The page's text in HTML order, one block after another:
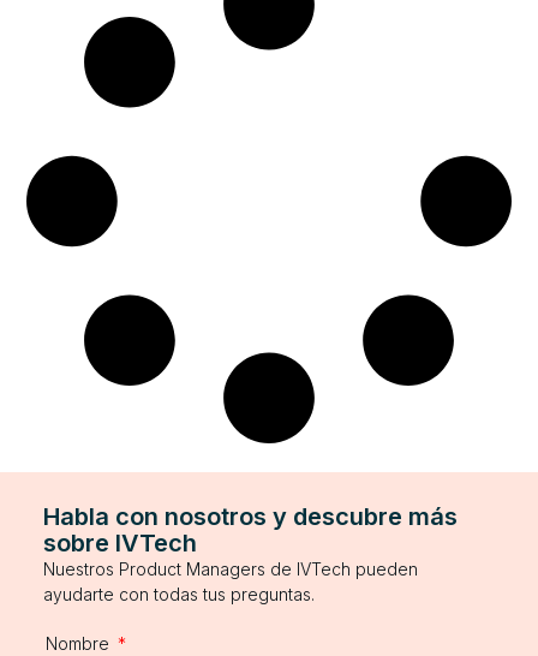
Habla con nosotros y descubre más
sobre IVTech
Nuestros Product Managers de IVTech pueden
ayudarte con todas tus preguntas.
Nombre